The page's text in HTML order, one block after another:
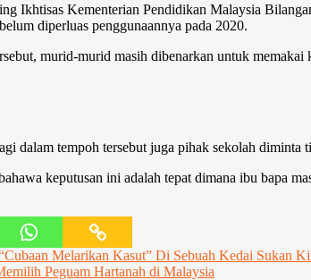
Ikhtisas Kementerian Pendidikan Malaysia
diperluas penggunaannya pada 2020.
murid-murid masih dibenarkan untuk
dalam tempoh tersebut juga pihak sekolah diminta
keputusan ini adalah tepat dimana ibu bapa
Melarikan Kasut” Di Sebuah Kedai Sukan
Peguam Hartanah di Malaysia